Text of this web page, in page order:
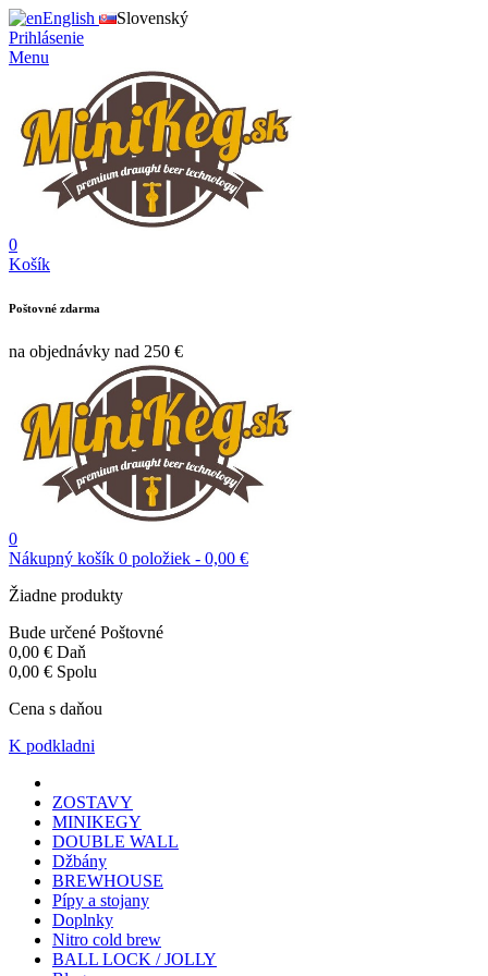
English
Slovenský
Prihlásenie
Menu
0
Košík
Poštovné zdarma
na objednávky nad 250 €
0
Nákupný košík 0 položiek - 0,00 €
Žiadne produkty
Bude určené Poštovné
0,00 € Daň
0,00 € Spolu
Cena s daňou
K podkladni
ZOSTAVY
MINIKEGY
DOUBLE WALL
Džbány
BREWHOUSE
Pípy a stojany
Doplnky
Nitro cold brew
BALL LOCK / JOLLY